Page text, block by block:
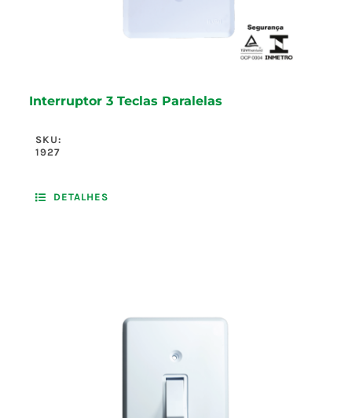
Interruptor 3 Teclas Paralelas
SKU:
1927
DETALHES